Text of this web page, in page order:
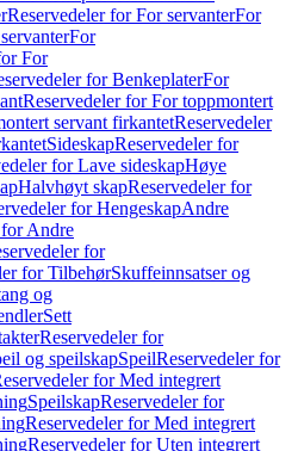
Reservedeler for For servanterFor
For
For
for BenkeplaterFor
Reservedeler for For toppmontert
servant firkantetReservedeler
SideskapReservedeler for
for Lave sideskapHøye
Halvhøyt skapReservedeler for
for HengeskapAndre
Andre
for
for TilbehørSkuffeinnsatser og
og
Sett
Reservedeler for
og speilskapSpeilReservedeler for
for Med integrert
SpeilskapReservedeler for
Reservedeler for Med integrert
Reservedeler for Uten integrert